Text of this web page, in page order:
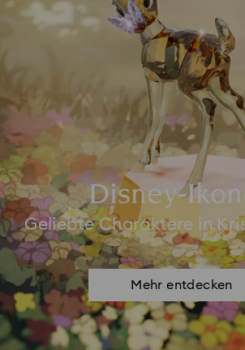
Disney-
Geliebte Charaktere in
Mehr entdecken